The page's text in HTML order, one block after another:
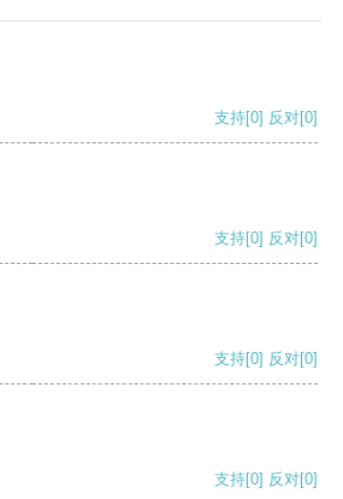
支持[0] 反对[0]
支持[0] 反对[0]
支持[0] 反对[0]
支持[0] 反对[0]